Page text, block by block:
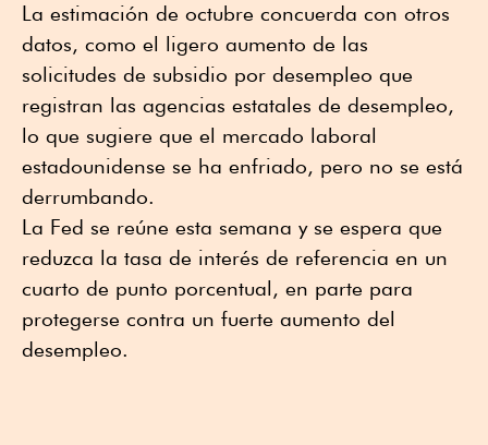
La estimación de octubre concuerda con otros
datos, como el ligero aumento de las
solicitudes de subsidio por desempleo que
registran las agencias estatales de desempleo,
lo que sugiere que el mercado laboral
estadounidense se ha enfriado, pero no se está
derrumbando.
La Fed se reúne esta semana y se espera que
reduzca la tasa de interés de referencia en un
cuarto de punto porcentual, en parte para
protegerse contra un fuerte aumento del
desempleo.